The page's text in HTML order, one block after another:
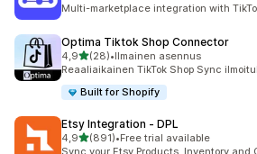
Multi-marketplace integration with
Optima Tiktok Shop Connector
4,9/ 5 tähteä
(28)
28 arvostelua yhteensä
•Ilmainen asennus
Reaaliaikainen TikTok Shop Sync
Built for Shopify
Etsy Integration ‑ DPL
4,9/ 5 tähteä
(891)
891 arvostelua yhteensä
•Free trial available
Sync your Etsy Products, Inventory and